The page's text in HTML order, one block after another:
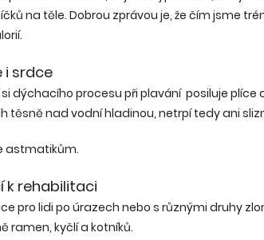
na těle. Dobrou zprávou je, že čím jsme
i srdce
dýchacího procesu při plavání posiluje
těsně nad vodní hladinou, netrpí tedy ani
astmatikům.
k rehabilitaci
pro lidi po úrazech nebo s různými druhy
ramen, kyčlí a kotníků.